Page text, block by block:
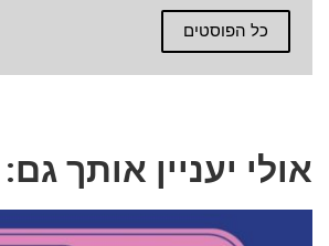
כל הפוסטים
אולי יעניין אותך גם: